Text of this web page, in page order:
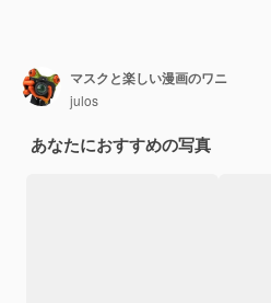
マスクと楽しい漫画のワニ
julos
あなたにおすすめの写真